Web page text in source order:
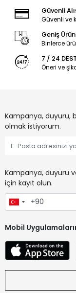
Güvenli
Güvenli ve
Geniş
Binlerce
7 / 24
Öneri ve
Kampanya, duyuru,
olmak istiyorum.
Kampanya, duyuru
için kayıt olun.
Mobil